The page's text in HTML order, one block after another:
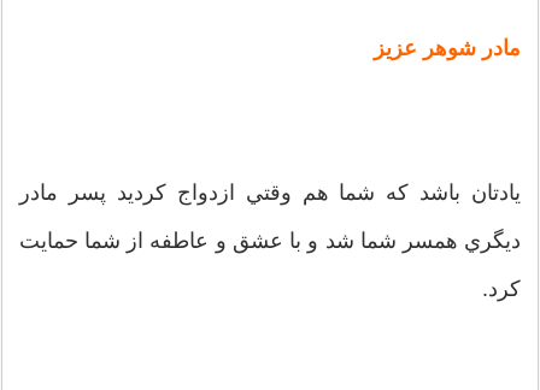
مادر شوهر عزيز
يادتان باشد که شما هم وقتي ازدواج کرديد پسر مادر
ديگري همسر شما شد و با عشق و عاطفه از شما حمايت
کرد.